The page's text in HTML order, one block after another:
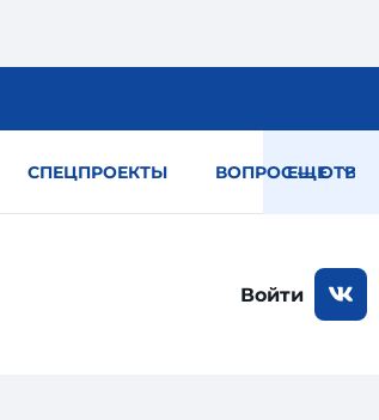
СПЕЦПРОЕКТЫ ВОПРОС — ОТВЕТ
ЕЩЕ
Войти